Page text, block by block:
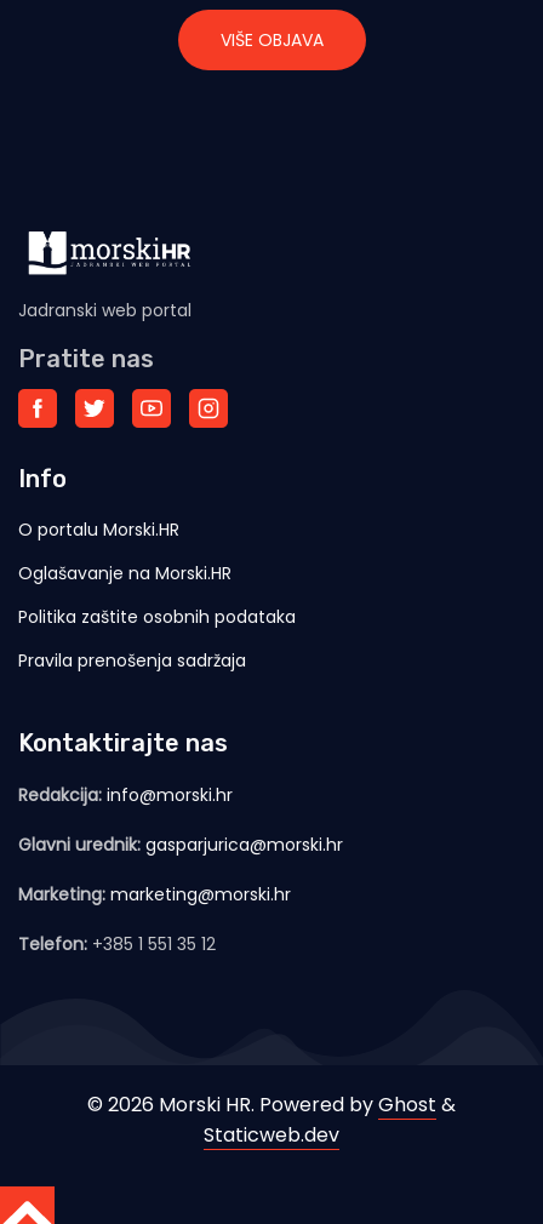
VIŠE OBJAVA
Jadranski web portal
Pratite nas
Info
O portalu Morski.HR
Oglašavanje na Morski.HR
Politika zaštite osobnih podataka
Pravila prenošenja sadržaja
Kontaktirajte nas
Redakcija: info@morski.hr
Glavni urednik: gasparjurica@morski.hr
Marketing: marketing@morski.hr
Telefon: +385 1 551 35 12
© 2026 Morski HR. Powered byGhost &
Staticweb.dev